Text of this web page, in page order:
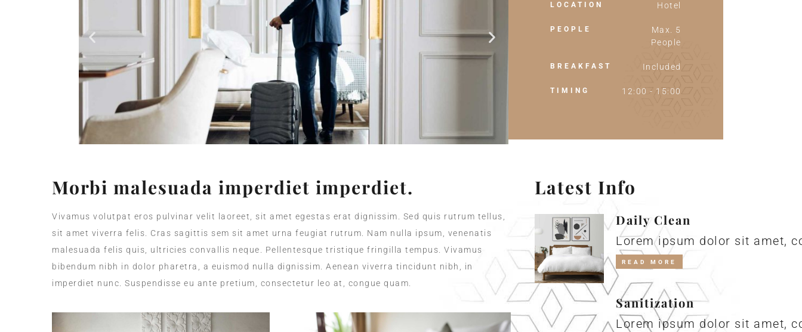
LOCATION Hotel
PEOPLE
Max. 5
People
BREAKFAST Included
TIMING 12:00 - 15:00
Morbi malesuada imperdiet imperdiet.
Vivamus volutpat eros pulvinar velit laoreet, sit amet egestas erat dignissim. Sed quis rutrum tellus,
sit amet viverra felis. Cras sagittis sem sit amet urna feugiat rutrum. Nam nulla ipsum, venenatis
malesuada felis quis, ultricies convallis neque. Pellentesque tristique fringilla tempus. Vivamus
bibendum nibh in dolor pharetra, a euismod nulla dignissim. Aenean viverra tincidunt nibh, in
imperdiet nunc. Suspendisse eu ante pretium, consectetur leo at, congue quam.
Latest Info
Daily Clean
Lorem ipsum dolor sit amet,
READ MORE
Sanitization
Lorem ipsum dolor sit amet,